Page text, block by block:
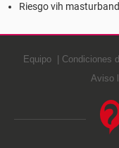
Riesgo vih
Equipo Condiciones
Aviso